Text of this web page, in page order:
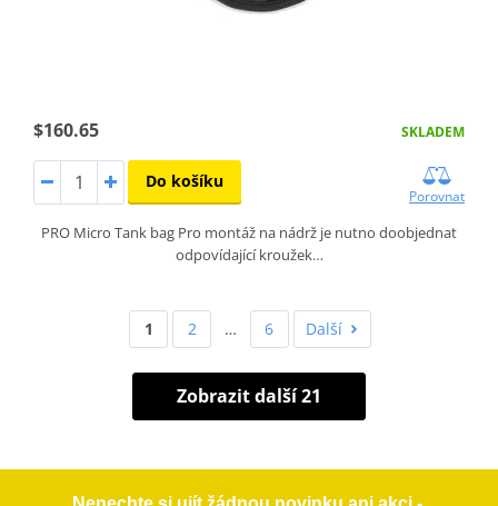
$160.65 SKLADEM
Do košíku
Porovnat
PRO Micro Tank bag Pro montáž na nádrž je nutno doobjednat
odpovídající kroužek…
1 2 … 6 Další
Zobrazit další 21